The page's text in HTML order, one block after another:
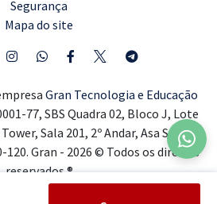
Segurança
Mapa do site
Gran Tecnologia e Educação
77, SBS Quadra 02, Bloco J, Lote
Sala 201, 2º Andar, Asa Sul,
120. Gran - 2026 © Todos os direitos
reservados ®